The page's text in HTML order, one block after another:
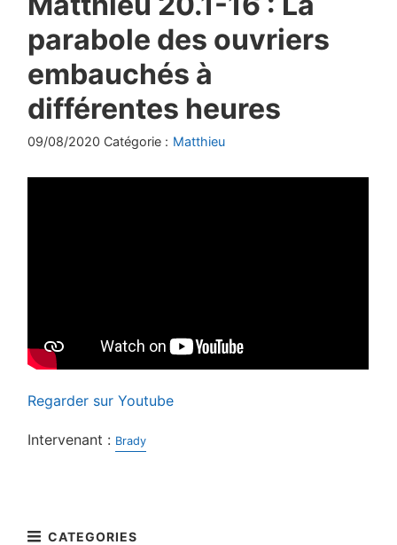
parabole des ouvriers
embauchés à
différentes heures
09/08/2020 Catégorie : Matthieu
Regarder sur Youtube
Intervenant : Brady